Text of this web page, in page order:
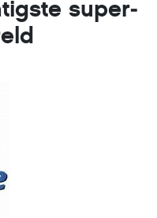
su­per­